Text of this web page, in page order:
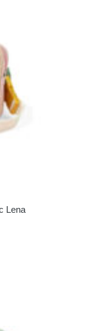
Lena